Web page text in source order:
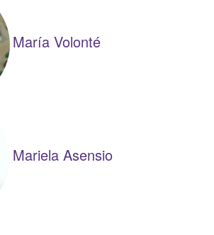
María Volonté
Mariela Asensio